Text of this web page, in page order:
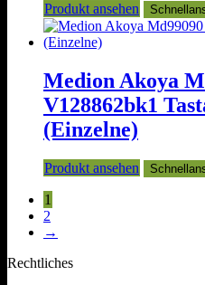
der
Produkt ansehen
Medion Akoya
V128862bk1
(Einzelne)
Produkt ansehen
1
2
→
Rechtliches